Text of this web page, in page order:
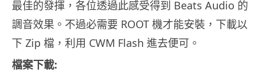
最佳的發揮，各位透過此感受得到 Beats Audio 的
調音效果。不過必需要 ROOT 機才能安裝，下載以
下 Zip 檔，利用 CWM Flash 進去便可。
檔案下載: